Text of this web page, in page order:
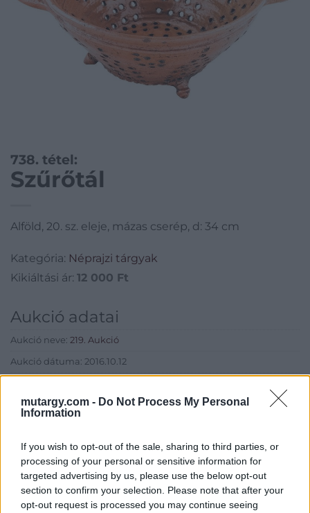
mutargy.com - Do Not Process My Personal
Information
If you wish to opt-out of the sale, sharing to third parties, or
processing of your personal or sensitive information for
targeted advertising by us, please use the below opt-out
section to confirm your selection. Please note that after your
opt-out request is processed you may continue seeing
738. tétel:
Szűrőtál
Alföld, 20. sz. eleje, mázas cserép, d: 34 cm
Kategória: Néprajzi tárgyak
Kikiáltási ár: 12 000 Ft
Aukció adatai
Aukció neve: 219. Aukció
Aukció dátuma: 2016.10.12
Aukció helye: Budapest, Balaton utca 8.
Eladó adatai
Eladó:Nagyházi Galéria és
Aukciósház